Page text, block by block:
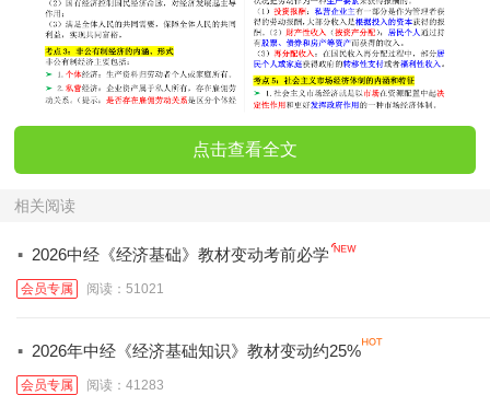
点击查看全文
相关阅读
· 2026中经《经济基础》教材变动考前必学
会员专属 阅读：51021
· 2026年中经《经济基础知识》教材变动约25%
会员专属 阅读：41283